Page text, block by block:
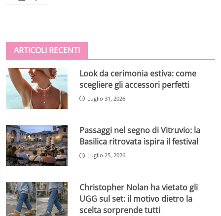
ARTICOLI RECENTI
Look da cerimonia estiva: come
scegliere gli accessori perfetti
Luglio 31, 2026
Passaggi nel segno di Vitruvio: la
Basilica ritrovata ispira il festival
Luglio 25, 2026
Christopher Nolan ha vietato gli
UGG sul set: il motivo dietro la
scelta sorprende tutti